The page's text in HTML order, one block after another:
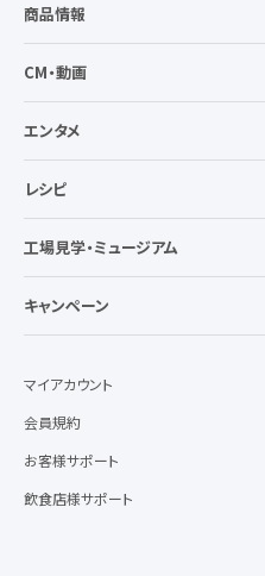
商品情報
CM・動画
エンタメ
レシピ
工場見学・ミュージアム
キャンペーン
マイアカウント
会員規約
お客様サポート
飲食店様サポート